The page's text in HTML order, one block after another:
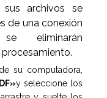
archivos se
de una conexión
eliminarán
su computadora,
y seleccione los